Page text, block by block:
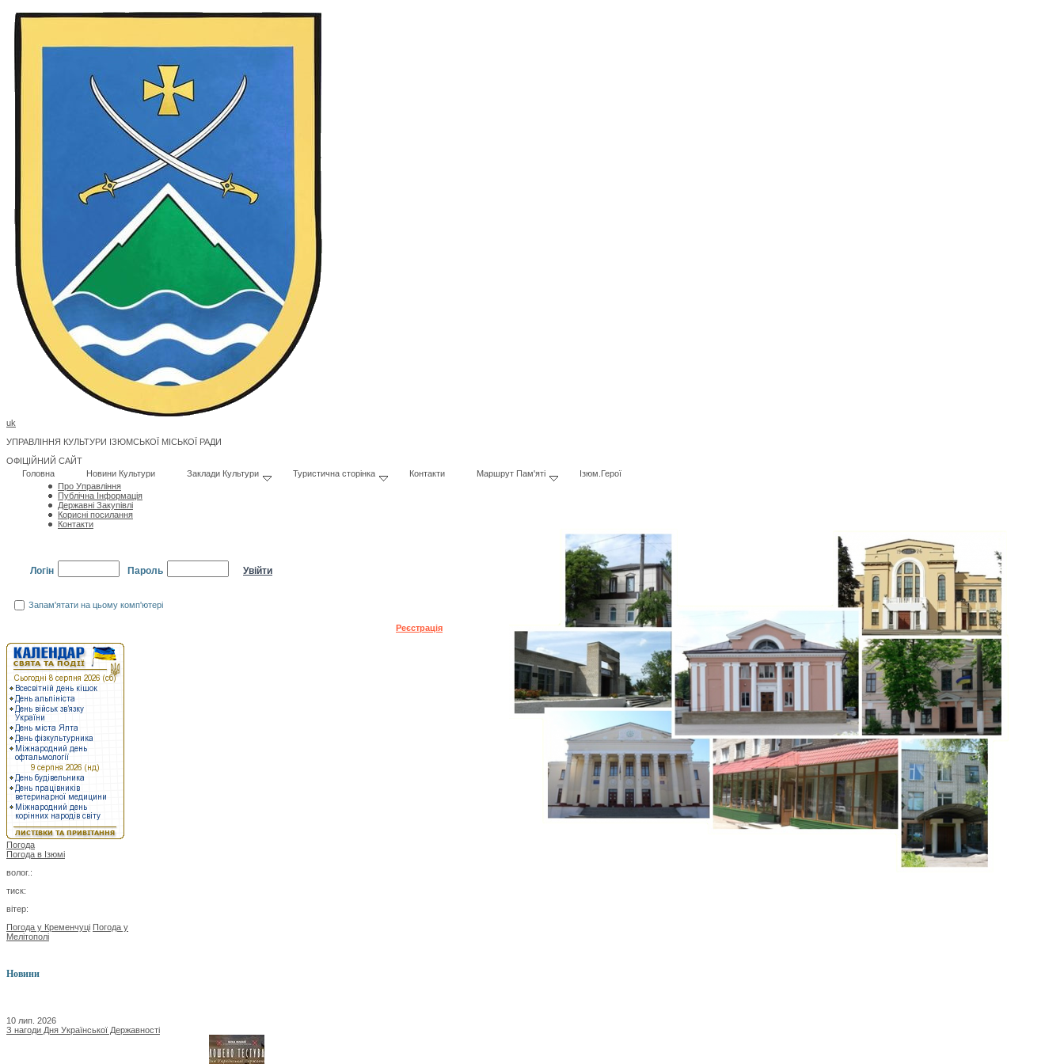
uk
УПРАВЛІННЯ КУЛЬТУРИ ІЗЮМСЬКОЇ МІСЬКОЇ РАДИ
ОФІЦІЙНИЙ САЙТ
Головна
Новини Культури Заклади Культури Туристична сторінка Контакти Маршрут Пам'яті
Ізюм.Герої
Про Управління
Публічна Інформація
Державні Закупівлі
Корисні посилання
Контакти
Логін Пароль
Запам'ятати на цьому комп'ютері
Реєстрація
Погода
Погода в Ізюмі
волог.:
тиск:
вітер:
Погода у Кременчуці Погода у
Мелітополі
Новини
10 лип. 2026
З нагоди Дня Української Державності